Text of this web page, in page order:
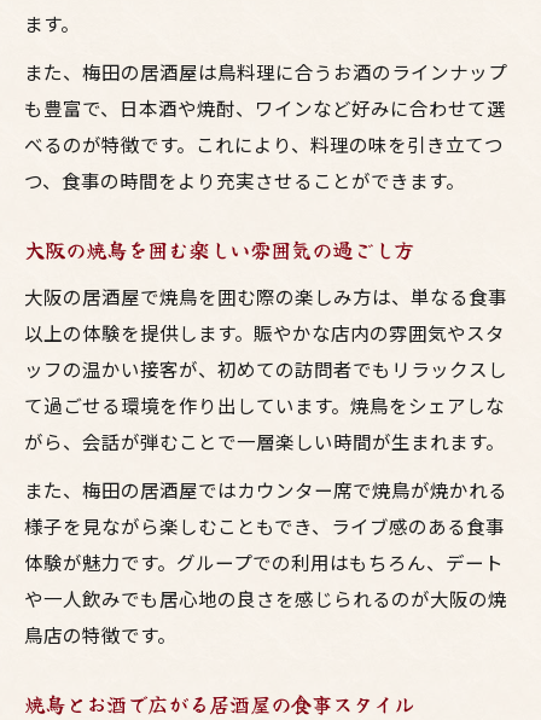
ます。
また、梅田の居酒屋は鳥料理に合うお酒のラインナップ
も豊富で、日本酒や焼酎、ワインなど好みに合わせて選
べるのが特徴です。これにより、料理の味を引き立てつ
つ、食事の時間をより充実させることができます。
大阪の焼鳥を囲む楽しい雰囲気の過ごし方
大阪の居酒屋で焼鳥を囲む際の楽しみ方は、単なる食事
以上の体験を提供します。賑やかな店内の雰囲気やスタ
ッフの温かい接客が、初めての訪問者でもリラックスし
て過ごせる環境を作り出しています。焼鳥をシェアしな
がら、会話が弾むことで一層楽しい時間が生まれます。
また、梅田の居酒屋ではカウンター席で焼鳥が焼かれる
様子を見ながら楽しむこともでき、ライブ感のある食事
体験が魅力です。グループでの利用はもちろん、デート
や一人飲みでも居心地の良さを感じられるのが大阪の焼
鳥店の特徴です。
焼鳥とお酒で広がる居酒屋の食事スタイル